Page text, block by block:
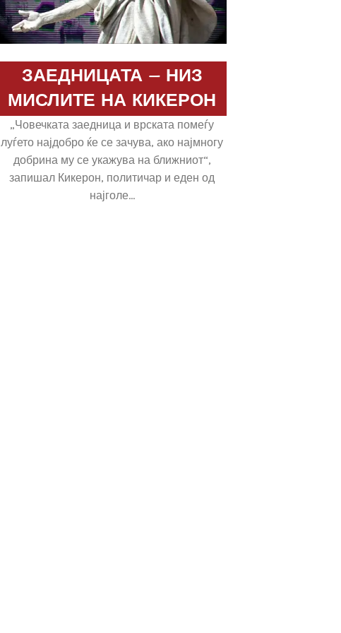
ЗАЕДНИЦАТА – НИЗ
МИСЛИТЕ НА КИКЕРОН
„Човечката заедница и врската помеѓу
луѓето најдобро ќе се зачува, ако најмногу
добрина му се укажува на ближниот“,
запишал Кикерон, политичар и еден од
најголе...